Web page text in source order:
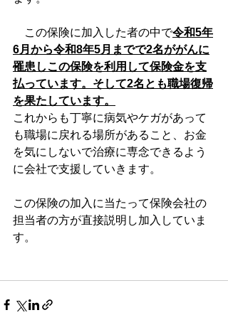
この保険に加入した者の中で令和5年
6月から令和8年5月までで2名ががんに
罹患しこの保険を利用して保険金を支
払っています。そして2名とも職場復帰
を果たしています。
これからも丁寧に病気やケガがあって
も職場に戻れる場所があること、お金
を気にしないで治療に専念できるよう
に会社で支援していきます。
この保険の加入に当たって保険会社の
担当者の方が直接説明し加入していま
す。